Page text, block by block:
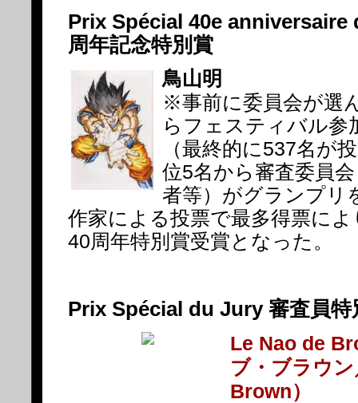
Prix Spécial 40e
周年記念特別賞
鳥山明
※事前に委員会が選
らフェスティバル参
（最終的に537名が
位5名から審査委員
者等）がグランプリ
作家による投票で最多得票に
40周年特別賞受賞となった。
Prix Spécial du Jury 審査員特
Le Nao de
ブ・ブラウ
Brown）